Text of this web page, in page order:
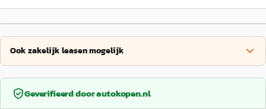
Ook zakelijk leasen mogelijk
Geverifieerd doorautokopen.nl